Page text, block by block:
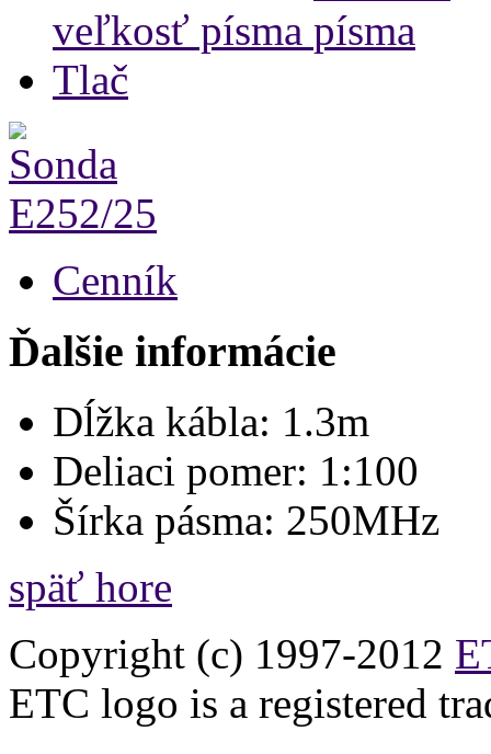
veľkosť písma
Tlač
Cenník
Ďalšie informácie
Dĺžka kábla: 1.3m
Deliaci pomer: 1:100
Šírka pásma: 250MHz
späť hore
Copyright (c) 1997-2012
ETC logo is a registered